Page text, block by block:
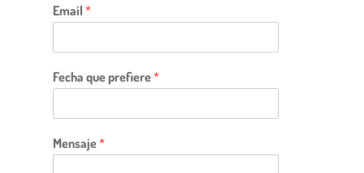
Email *
Fecha que prefiere*
Mensaje*